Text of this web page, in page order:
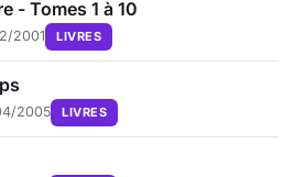
- Tomes 1 à 10
2001 LIVRES
2005 LIVRES